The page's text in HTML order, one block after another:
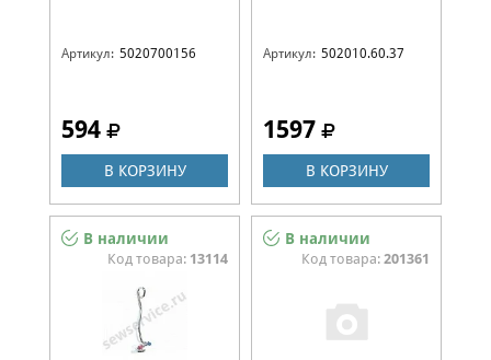
Артикул: 5020700156
594
В КОРЗИНУ
Артикул: 502010.60.37
1597
В КОРЗИНУ
В наличии
Код товара: 13114
В наличии
Код товара: 201361